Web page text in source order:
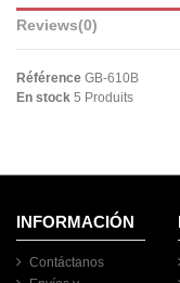
Reviews(0)
Référence GB-610B
En stock 5 Produits
INFORMACIÓN
Contáctanos